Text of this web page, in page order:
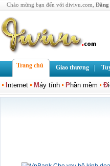
Chào mừng bạn đến với divivu.com, Đăng
Trang chủ Giao thương
nternet Máy tính Phần mềm Đ